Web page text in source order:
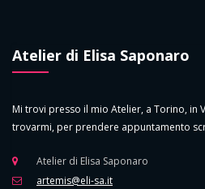
Atelier di Elisa Saponaro
Mi trovi presso il mio Atelier, a Torino, in
trovarmi, per prendere appuntamento
Atelier di Elisa Saponaro
artemis@eli-sa.it